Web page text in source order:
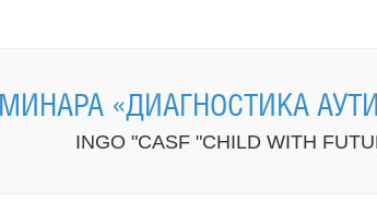
«ДИАГНОСТИКА
INGO "CASF "CHILD WITH